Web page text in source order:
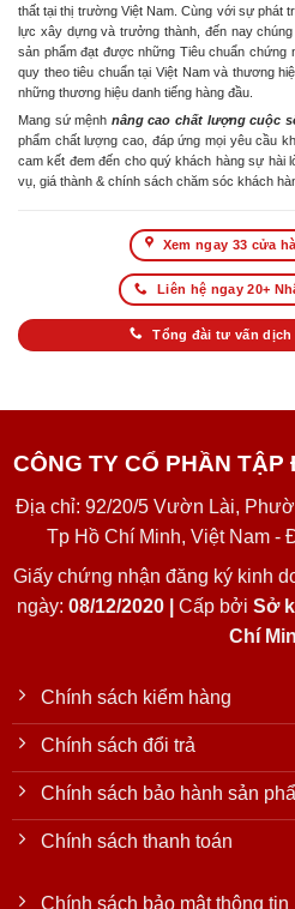
thất tại thị trường Việt Nam. Cùng với sự phát
lực xây dựng và trưởng thành, đến nay
sản phẩm đạt được những Tiêu chuẩn chứng
quy theo tiêu chuẩn tại Việt Nam và thương
những thương hiệu danh tiếng hàng đầu.
Mang sứ mệnh nâng cao chất lượng cuộc
phẩm chất lượng cao, đáp ứng mọi yêu cầu
cam kết đem đến cho quý khách hàng sự hài
vụ, giá thành & chính sách chăm sóc khách
Xem ngay 33 cửa
Liên hệ ngay 20+
Tổng đài tư vấn dịch
CÔNG TY CỔ PHẦN
Địa chỉ: 92/20/5 Vườn Lài,
Tp Hồ Chí Minh, Việt Nam -
Giấy chứng nhận đăng ký kinh
ngày: 08/12/2020 | Cấp bởi Sở
Chí
Chính sách kiểm hàng
Chính sách đổi trả
Chính sách bảo hành sản
Chính sách thanh toán
Chính sách bảo mật thông tin